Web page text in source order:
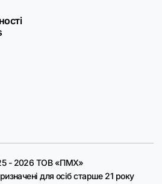
- 2026 ТОВ «ПМХ»
для осіб старше 21 року